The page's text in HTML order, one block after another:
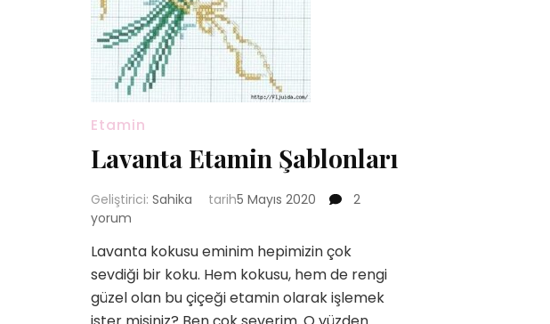
Etamin
Lavanta Etamin Şablonları
Geliştirici: Sahika tarih5 Mayıs 2020
Lavanta
için
2
yorum
Lavanta kokusu eminim hepimizin çok
sevdiği bir koku. Hem kokusu, hem de rengi
güzel olan bu çiçeği etamin olarak işlemek